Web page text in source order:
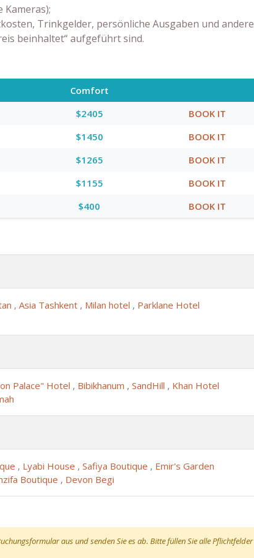
Trinkgelder, persönliche Ausgaben und andere
beinhaltet“ aufgeführt sind.
Comfort
$2405
BOOK IT
$1450
BOOK IT
$1265
BOOK IT
$1155
BOOK IT
$400 BOOK IT
, Asia Tashkent , Milan hotel , Parklane Hotel
Palace" Hotel , Bibikhanum , SandHill , Khan Hotel
, Lyabi House , Safiya Boutique , Emir's Garden
Boutique , Devon Begi
aus und senden Sie es ab. Bitte füllen Sie alle Pflichtfelder